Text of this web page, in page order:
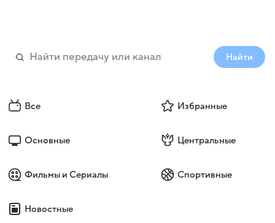
Найти
Все Избранные
Основные Центральные
Фильмы и Сериалы Спортивные
Новостные